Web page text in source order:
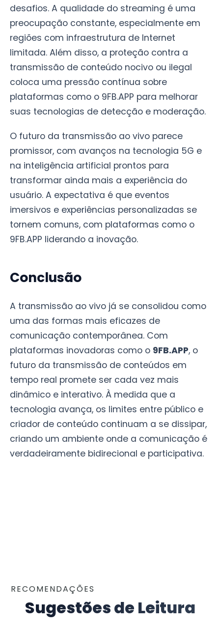
desafios. A qualidade do streaming é uma
preocupação constante, especialmente em
regiões com infraestrutura de Internet
limitada. Além disso, a proteção contra a
transmissão de conteúdo nocivo ou ilegal
coloca uma pressão contínua sobre
plataformas como o 9FB.APP para melhorar
suas tecnologias de detecção e moderação.
O futuro da transmissão ao vivo parece
promissor, com avanços na tecnologia 5G e
na inteligência artificial prontos para
transformar ainda mais a experiência do
usuário. A expectativa é que eventos
imersivos e experiências personalizadas se
tornem comuns, com plataformas como o
9FB.APP liderando a inovação.
Conclusão
A transmissão ao vivo já se consolidou como
uma das formas mais eficazes de
comunicação contemporânea. Com
plataformas inovadoras como o 9FB.APP, o
futuro da transmissão de conteúdos em
tempo real promete ser cada vez mais
dinâmico e interativo. À medida que a
tecnologia avança, os limites entre público e
criador de conteúdo continuam a se dissipar,
criando um ambiente onde a comunicação é
verdadeiramente bidirecional e participativa.
RECOMENDAÇÕES
Sugestões de Leitura